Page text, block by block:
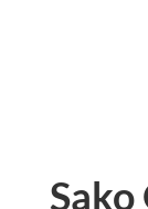
Sako